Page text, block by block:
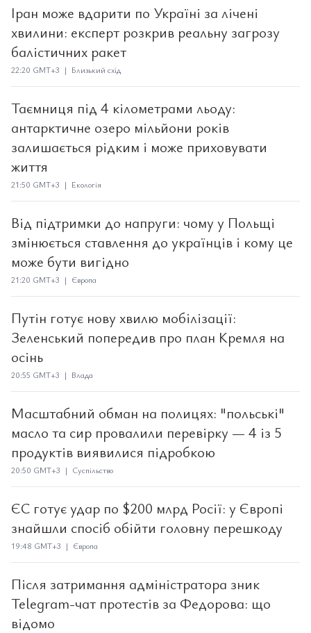
Іран може вдарити по Україні за лічені
хвилини: експерт розкрив реальну загрозу
балістичних ракет
22:20 GMT+3 | Близький схід
Таємниця під 4 кілометрами льоду:
антарктичне озеро мільйони років
залишається рідким і може приховувати
життя
21:50 GMT+3 | Екологія
Від підтримки до напруги: чому у Польщі
змінюється ставлення до українців і кому це
може бути вигідно
21:20 GMT+3 | Європа
Путін готує нову хвилю мобілізації:
Зеленський попередив про план Кремля на
осінь
20:55 GMT+3 | Влада
Масштабний обман на полицях: "польські"
масло та сир провалили перевірку — 4 із 5
продуктів виявилися підробкою
20:50 GMT+3 | Суспільство
ЄС готує удар по $200 млрд Росії: у Європі
знайшли спосіб обійти головну перешкоду
19:48 GMT+3 | Європа
Після затримання адміністратора зник
Telegram-чат протестів за Федорова: що
відомо